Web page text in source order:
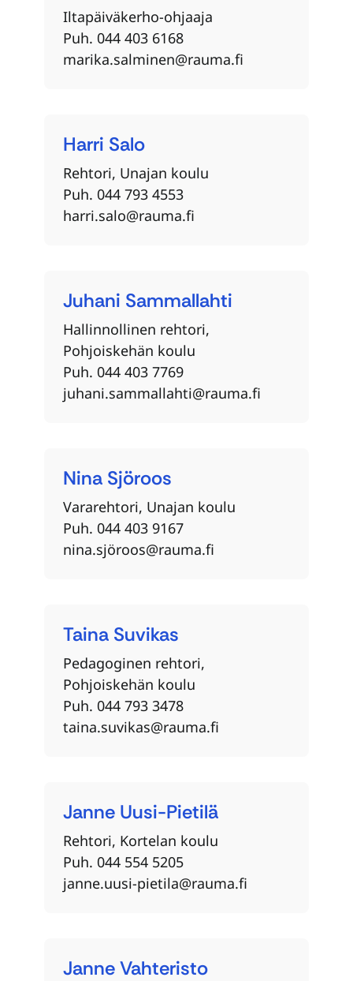
Iltapäiväkerho-ohjaaja
Puh. 044 403 6168
marika.salminen@rauma.fi
Salo
Harri
Rehtori, Unajan koulu
Puh. 044 793 4553
harri.salo@rauma.fi
Sammallahti
Juhani
Hallinnollinen rehtori,
Pohjoiskehän koulu
Puh. 044 403 7769
juhani.sammallahti@rauma.fi
Sjöroos
Nina
Vararehtori, Unajan koulu
Puh. 044 403 9167
nina.sjöroos@rauma.fi
Suvikas
Taina
Pedagoginen rehtori,
Pohjoiskehän koulu
Puh. 044 793 3478
taina.suvikas@rauma.fi
Uusi-Pietilä
Janne
Rehtori, Kortelan koulu
Puh. 044 554 5205
janne.uusi-pietila@rauma.fi
Vahteristo
Janne